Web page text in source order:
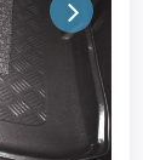
Next